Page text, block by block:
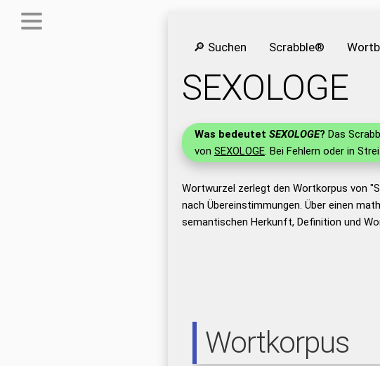
🔎 Suchen Scrabble®
SEXOLOGE
Was bedeutet SEXOLOGE? Das
von SEXOLOGE. Bei Fehlern oder in
Wortwurzel zerlegt den Wortkorpus von
nach Übereinstimmungen. Über einen
semantischen Herkunft, Definition und
Wortkorpus